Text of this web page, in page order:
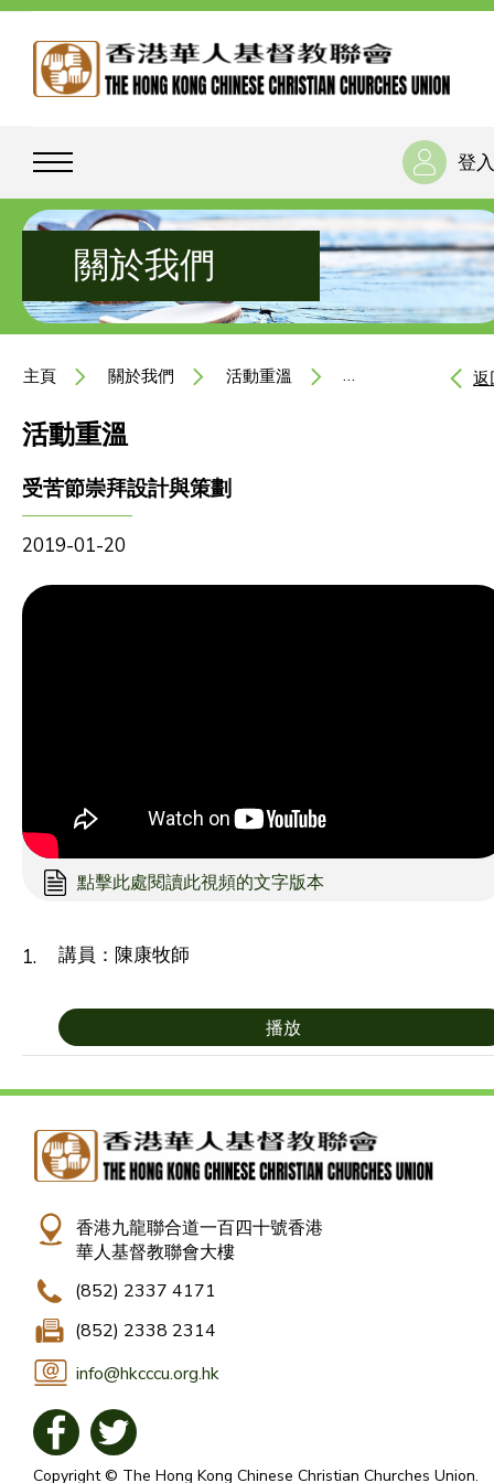
登入
關於我們
主頁 關於我們 活動重溫 受苦節崇拜設計與返
活動重溫
受苦節崇拜設計與策劃
2019-01-20
點擊此處閱讀此視頻的文字版本
1. 講員：陳康牧師
播放
香港九龍聯合道一百四十號香港
華人基督教聯會大樓
(852) 2337 4171
(852) 2338 2314
info@hkcccu.org.hk
Copyright © The Hong Kong Chinese Christian Churches Union.